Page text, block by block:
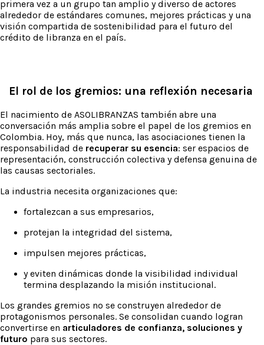
primera vez a un grupo tan amplio y diverso de actores
alrededor de estándares comunes, mejores prácticas y una
visión compartida de sostenibilidad para el futuro del
crédito de libranza en el país.
El rol de los gremios: una reflexión necesaria
El nacimiento de ASOLIBRANZAS también abre una
conversación más amplia sobre el papel de los gremios en
Colombia. Hoy, más que nunca, las asociaciones tienen la
responsabilidad de recuperar su esencia: ser espacios de
representación, construcción colectiva y defensa genuina de
las causas sectoriales.
La industria necesita organizaciones que:
fortalezcan a sus empresarios,
protejan la integridad del sistema,
impulsen mejores prácticas,
y eviten dinámicas donde la visibilidad individual
termina desplazando la misión institucional.
Los grandes gremios no se construyen alrededor de
protagonismos personales. Se consolidan cuando logran
convertirse en articuladores de confianza, soluciones y
futuro para sus sectores.